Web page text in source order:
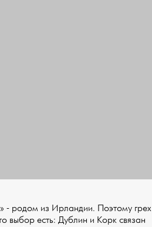
- родом из Ирландии. Поэтому грех
выбор есть: Дублин и Корк связан